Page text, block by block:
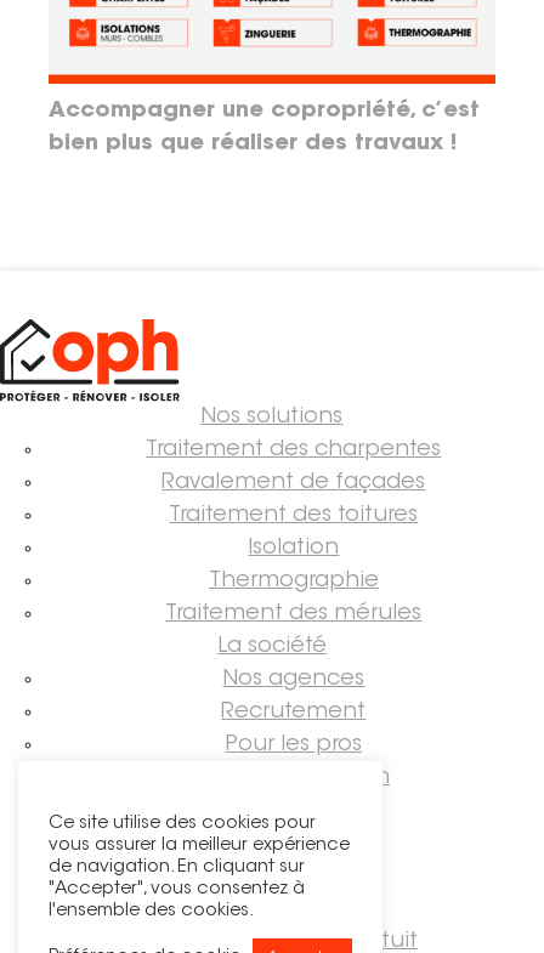
Accompagner une copropriété, c’est
bien plus que réaliser des travaux !
Nos solutions
Traitement des charpentes
Ravalement de façades
Traitement des toitures
Isolation
Thermographie
Traitement des mérules
La société
Nos agences
Recrutement
Pour les pros
Guide rénovation
Suivez-nous !
Demander un devis gratuit
Ce site utilise des cookies pour
vous assurer la meilleur expérience
de navigation. En cliquant sur
"Accepter", vous consentez à
l'ensemble des cookies.